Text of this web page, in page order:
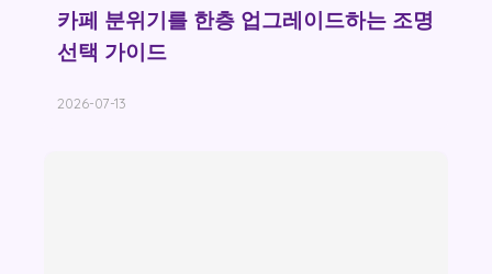
카페 분위기를 한층 업그레이드하는 조명
선택 가이드
2026-07-13